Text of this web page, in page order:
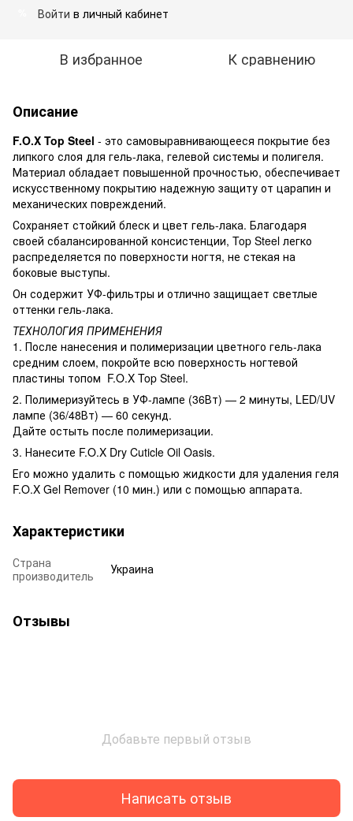
Войти в личный кабинет
В избранное К сравнению
Описание
F.O.X Top Steel - это самовыравнивающееся покрытие без
липкого слоя для гель-лака, гелевой системы и полигеля.
Материал обладает повышенной прочностью, обеспечивает
искусственному покрытию надежную защиту от царапин и
механических повреждений.
Сохраняет стойкий блеск и цвет гель-лака. Благодаря
своей сбалансированной консистенции, Top Steel легко
распределяется по поверхности ногтя, не стекая на
боковые выступы.
Он содержит УФ-фильтры и отлично защищает светлые
оттенки гель-лака.
ТЕХНОЛОГИЯ ПРИМЕНЕНИЯ
1. После нанесения и полимеризации цветного гель-лака
средним слоем, покройте всю поверхность ногтевой
пластины топом F.O.X Top Steel.
2. Полимеризуйтесь в УФ-лампе (36Вт) — 2 минуты, LED/UV
лампе (36/48Вт) — 60 секунд.
Дайте остыть после полимеризации.
3. Нанесите F.O.X Dry Cuticle Oil Oasis.
Его можно удалить с помощью жидкости для удаления геля
F.O.X Gel Remover (10 мин.) или с помощью аппарата.
Характеристики
Страна
производитель
Украина
Отзывы
Добавьте первый отзыв
Написать отзыв